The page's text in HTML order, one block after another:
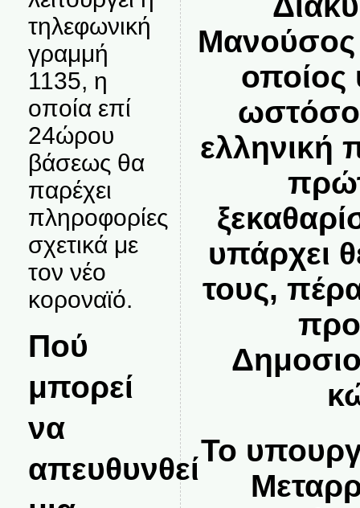
τηλεφωνική
γραμμή
1135, η
οποία επί
24ώρου
βάσεως θα
παρέχει
πληροφορίες
σχετικά με
τον νέο
κοροναϊό.
Πού
μπορεί
να
απευθυνθεί
οποίος
ελληνική
υπάρχει
τους,
Το